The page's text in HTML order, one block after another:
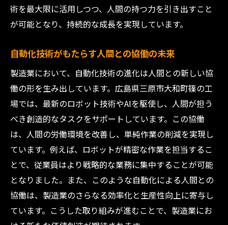
術を最大限に活用しつつ、人間の持つ力を引き出すこと
が可能となり、持続的な成長を実現しています。
自動化技術がもたらす人間との協働の未来
製造業において、自動化技術の進化は人間との新しい協
働の形を生み出しています。広島県三原市大和町篠の工
場では、最新のロボット技術やAIを駆使し、人間が担う
べき創造的なタスクをサポートしています。この協働
は、人間の労働環境を改善し、単純作業の削減を実現し
ています。例えば、ロボットが精密な作業を担当するこ
とで、従業員はより戦略的な業務に集中することが可能
となりました。また、このような自動化による人間との
協働は、製造業のさらなる効率化と生産性向上に寄与し
ています。こうした取り組みが進むことで、製造業にお